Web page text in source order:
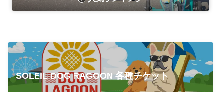
SOLEIL DOG RAGOON 各種チケット